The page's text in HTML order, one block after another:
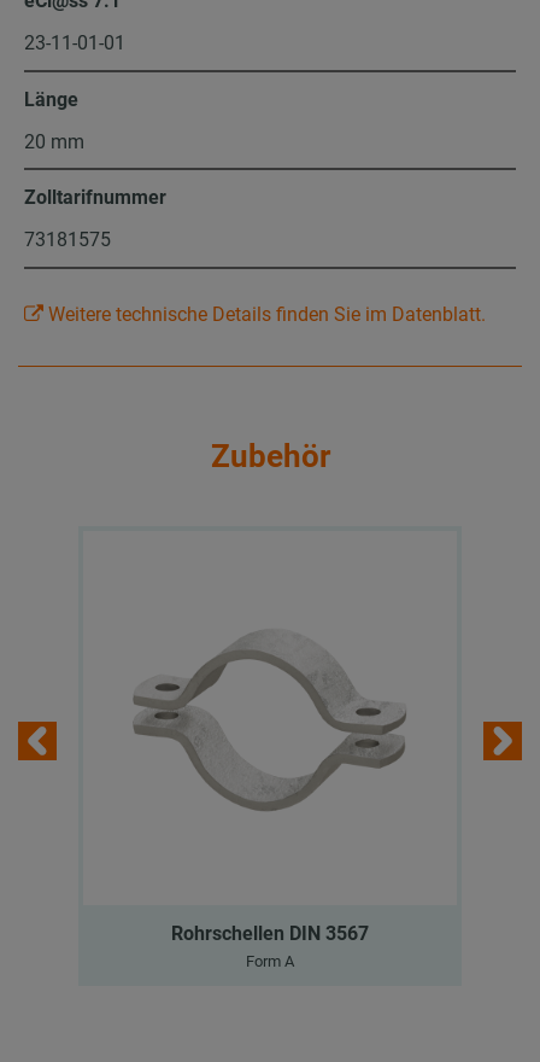
23-11-01-01
Länge
20 mm
Zolltarifnummer
73181575
Weitere technische Details finden Sie im Datenblatt.
Zubehör
Rohrschellen DIN 3567
Form A